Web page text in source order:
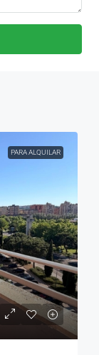
PARA ALQUILAR